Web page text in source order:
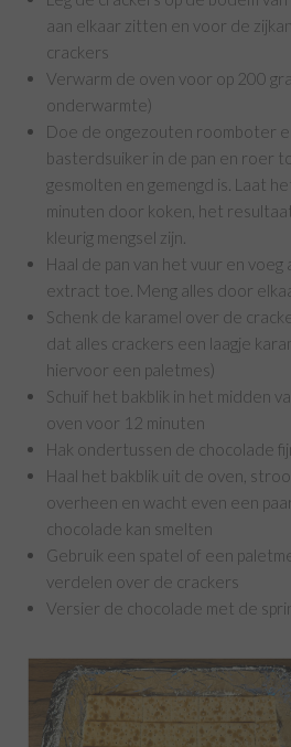
aan elkaar zitten en voor de
crackers
Verwarm de oven voor op 200
onderwarmte)
Doe de ongezouten roomboter
basterdsuiker in de pan en roer
gesmolten en gemengd is. Laat
minuten door koken, het
kleurig mengsel zijn.
Haal de pan van het vuur en
extract toe. Meng alles door
Schenk de karamel over de
dat alles crackers een laagje
hiervoor een paletmes)
Schuif het bakblik in het midden
oven voor 12 minuten
Hak ondertussen de chocolade
Haal het bakblik uit de oven,
overheen en wacht even een
chocolade kan smelten
Gebruik een spatel of een
verdelen over de crackers
Versier de chocolade met de